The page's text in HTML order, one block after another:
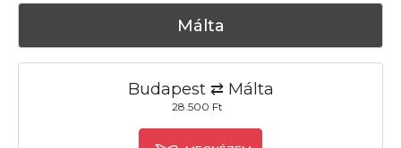
Málta
Budapest ⇄ Málta
28.500 Ft